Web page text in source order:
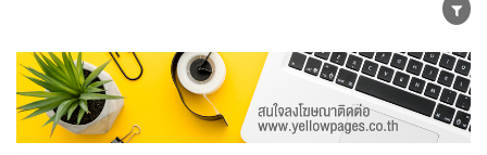
ขายส่ง ขายปลีก ผู้ผลิต
ตัวแทนจัดจำหน่าย
ผู้ส่งออก/นำเข้า
ธุรกิจบริการ